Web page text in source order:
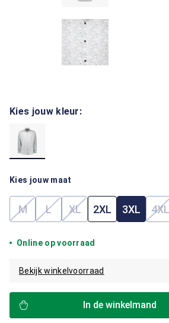
Kies jouw kleur:
Kies jouw maat
M(Deze optie is momenteel niet
L(Deze optie is momenteel
XL(Deze optie is
2XL 3XL 4XL
Online op voorraad
Bekijk winkelvoorraad
In de winkelmand